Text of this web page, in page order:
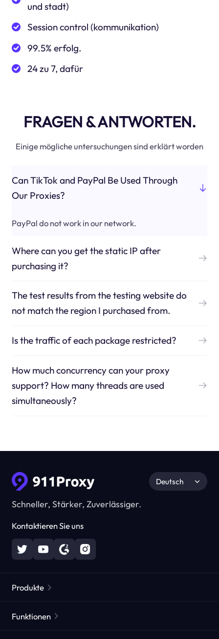
und stadt)
Session control (kommunikation)
99.5% erfolg.
24 zu 7, dafür
FRAGEN & ANTWORTEN.
Einige mögliche untersuchungen sind erklärt worden
Can TikTok and PayPal Be Used Through
Our Proxies?
PayPal do not work in our network.
Where can you get the static IP after
purchasing it?
The test results from the testing website do
not match the region I purchased from.
Is the traffic of each package restricted?
How much concurrency can your proxy
support? How many threads are used
simultaneously?
Schneller, Stärker, Zuverlässiger.
Kontaktieren Sie uns
Deutsch
Produkte
Funktionen